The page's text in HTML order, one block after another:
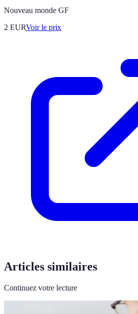
Nouveau monde GF
2 EURVoir le prix
Articles similaires
Continuez votre lecture